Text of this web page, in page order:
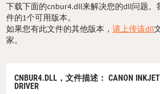
下载下面的cnbur4.dll来解决您的dll问题。
件的1个可用版本。
如果您有此文件的其他版本， 请上传该dll
家。
CNBUR4.DLL， 文件描述 ： CANON
DRIVER